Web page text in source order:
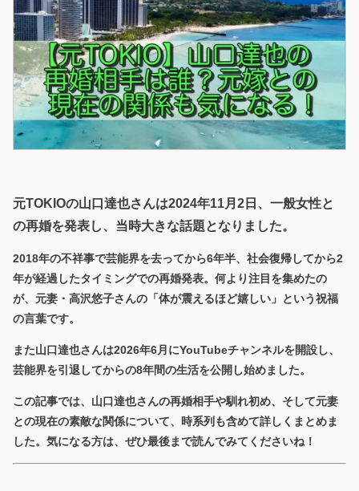
元TOKIOの山口達也さんは2024年11月2日、一般女性と
の再婚を発表し、当時大きな話題となりました。
2018年の不祥事で芸能界を去ってから6年半、社会復帰してから2
年が経過したタイミングでの再婚発表。何より注目を集めたの
が、元妻・高沢悠子さんの「体が震えるほど嬉しい」という祝福
の言葉です。
また山口達也さんは2026年6月にYouTubeチャンネルを開設し、
芸能界を引退してからの8年間の生活を公開し始めました。
この記事では、山口達也さんの再婚相手や馴れ初め、そして元妻
との現在の素敵な関係について、時系列も含めて詳しくまとめま
した。気になる方は、ぜひ最後まで読んでみてくださいね！